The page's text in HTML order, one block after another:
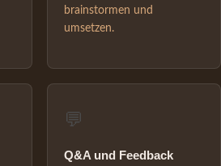
brainstormen und
umsetzen.
💬
Q&A und Feedback